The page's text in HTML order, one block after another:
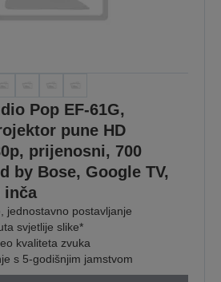
Pop EF-61G,
pune HD
prijenosni, 700
by Bose, Google TV,
inča
jednostavno postavljanje
svjetlije slike*
kvaliteta zvuka
s 5-godišnjim jamstvom